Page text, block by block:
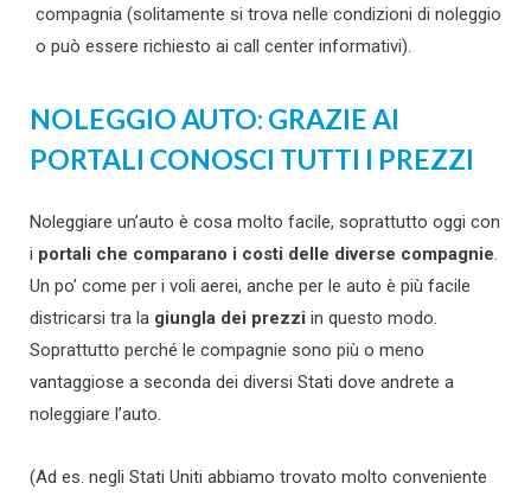
compagnia (solitamente si trova nelle condizioni di noleggio
o può essere richiesto ai call center informativi).
NOLEGGIO AUTO: GRAZIE AI
PORTALI CONOSCI TUTTI I PREZZI
Noleggiare un’auto è cosa molto facile, soprattutto oggi con
i portali che comparano i costi delle diverse compagnie.
Un po’ come per i voli aerei, anche per le auto è più facile
districarsi tra la giungla dei prezzi in questo modo.
Soprattutto perché le compagnie sono più o meno
vantaggiose a seconda dei diversi Stati dove andrete a
noleggiare l’auto.
(Ad es. negli Stati Uniti abbiamo trovato molto conveniente